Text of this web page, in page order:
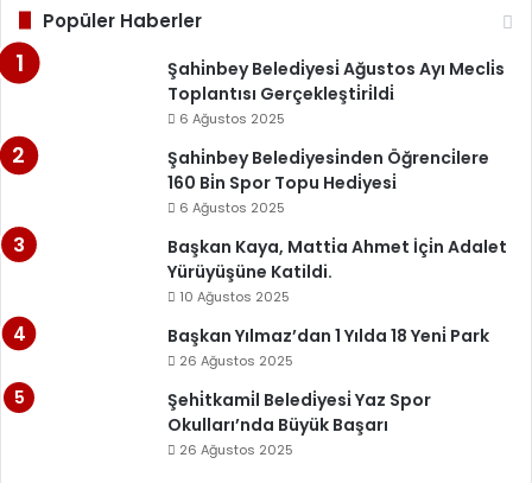
Popüler Haberler
Şahi̇nbey Beledi̇yesi̇ Ağustos Ayı Mecli̇s
Toplantısı Gerçekleşti̇ri̇ldi̇
6 Ağustos 2025
Şahi̇nbey Beledi̇yesi̇nden Öğrenci̇lere
160 Bi̇n Spor Topu Hedi̇yesi̇
6 Ağustos 2025
Başkan Kaya, Matti̇a Ahmet İçi̇n Adalet
Yürüyüşüne Katildi.
10 Ağustos 2025
Başkan Yılmaz’dan 1 Yılda 18 Yeni̇ Park
26 Ağustos 2025
Şehi̇tkami̇l Beledi̇yesi̇ Yaz Spor
Okulları’nda Büyük Başarı
26 Ağustos 2025